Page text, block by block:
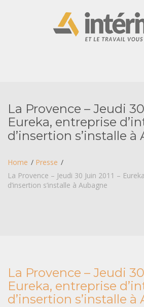
La Provence – Jeudi
Eureka, entreprise
d’insertion s’installe à
Home
Presse
La Provence – Jeudi 30 Juin 2011 –
d’insertion s’installe à Aubagne
La Provence – Jeudi
Eureka, entreprise
d’insertion s’installe à